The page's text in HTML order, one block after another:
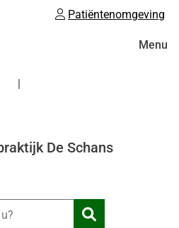
Patiëntenomgeving
De Schans
Zoeken
Menu